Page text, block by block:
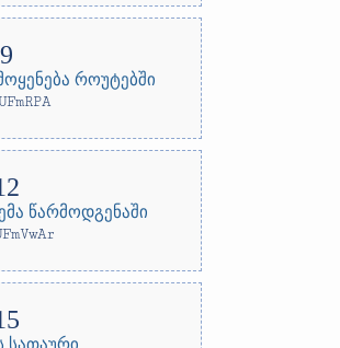
როუტებში
წარმოდგენაში
სათაური